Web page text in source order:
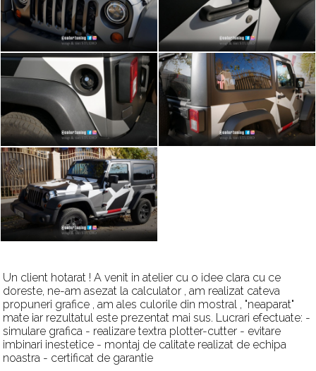
Un client hotarat ! A venit in atelier cu o idee clara cu ce
doreste, ne-am asezat la calculator , am realizat cateva
propuneri grafice , am ales culorile din mostral , "neaparat"
mate iar rezultatul este prezentat mai sus. Lucrari efectuate: -
simulare grafica - realizare textra plotter-cutter - evitare
imbinari inestetice - montaj de calitate realizat de echipa
noastra - certificat de garantie